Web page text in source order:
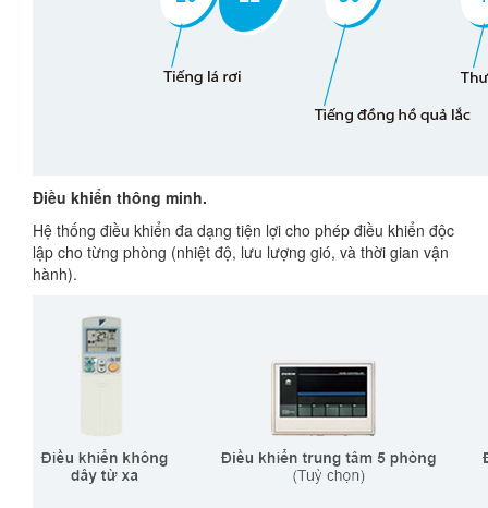
Điều khiển thông minh.
Hệ thống điều khiển đa dạng tiện lợi cho phép điều khiển độc
lập cho từng phòng (nhiệt độ, lưu lượng gió, và thời gian vận
hành).